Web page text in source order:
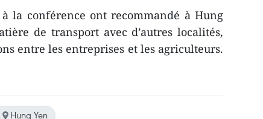
la conférence ont recommandé à Hung
de transport avec d’autres localités,
entre les entreprises et les agriculteurs.
Hung Yen